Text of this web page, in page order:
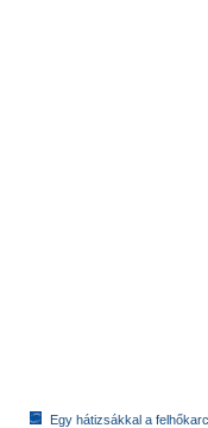
Egy hátizsákkal a